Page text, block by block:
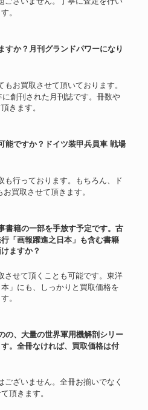
。
創刊された月刊誌です。冊数や
きます。
買取させて頂きます。
「画報躍進之日本」も含む書籍
ますか？
」にも、しっかりと買取価格を
。
。全冊なければ、買取価格は付
頂きます。